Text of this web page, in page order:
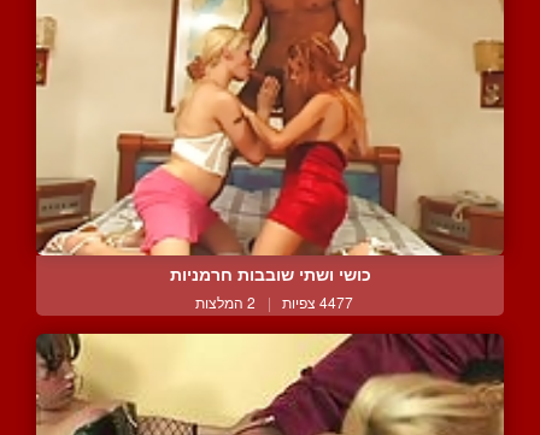
כושי ושתי שובבות חרמניות
4477 צפיות | 2 המלצות